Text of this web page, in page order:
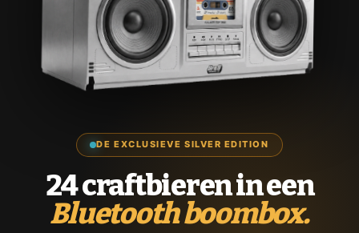
DE EXCLUSIEVE SILVER EDITION
24 craftbieren in een
Bluetooth boombox.